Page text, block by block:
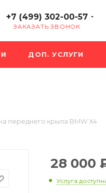
+7 (499) 302-00-57
ЗАКАЗАТЬ ЗВОНОК
ДОП. УСЛУГИ
переднего крыла BMW X4
28 000
Услуга